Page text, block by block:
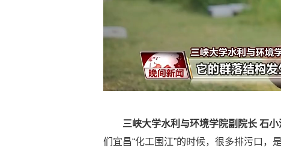
三峡大学水利与环境学院副院长 石小
们宜昌“化工围江”的时候，很多排污口，